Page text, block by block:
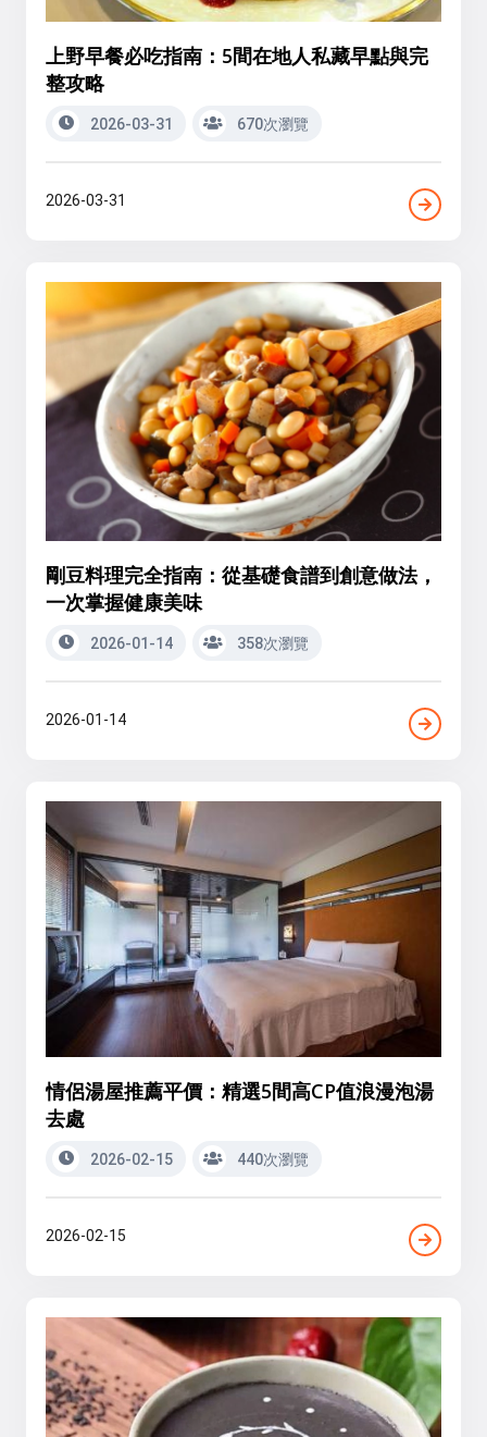
上野早餐必吃指南：5間在地人私藏早點與完
整攻略
2026-03-31 670次瀏覽
2026-03-31
剛豆料理完全指南：從基礎食譜到創意做法，
一次掌握健康美味
2026-01-14 358次瀏覽
2026-01-14
情侶湯屋推薦平價：精選5間高CP值浪漫泡湯
去處
2026-02-15 440次瀏覽
2026-02-15